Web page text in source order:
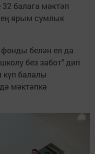
балага мәктәп
ярым сумлык
фонды белән ел да
без забот" дип
күп балалы
мәктәпкә